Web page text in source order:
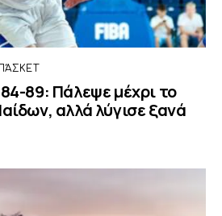
89: Πάλεψε μέχρι το
αλλά λύγισε ξανά